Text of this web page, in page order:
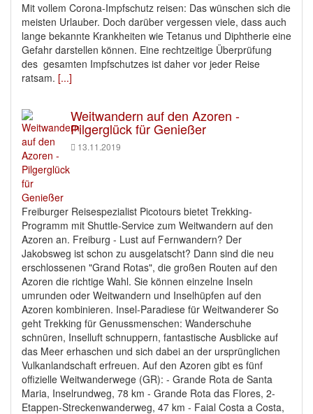
Mit vollem Corona-Impfschutz reisen: Das wünschen sich die
meisten Urlauber. Doch darüber vergessen viele, dass auch
lange bekannte Krankheiten wie Tetanus und Diphtherie eine
Gefahr darstellen können. Eine rechtzeitige Überprüfung
des gesamten Impfschutzes ist daher vor jeder Reise
ratsam. [...]
Weitwandern auf den Azoren -
Pilgerglück für Genießer
13.11.2019
Freiburger Reisespezialist Picotours bietet Trekking-
Programm mit Shuttle-Service zum Weitwandern auf den
Azoren an. Freiburg - Lust auf Fernwandern? Der
Jakobsweg ist schon zu ausgelatscht? Dann sind die neu
erschlossenen "Grand Rotas", die großen Routen auf den
Azoren die richtige Wahl. Sie können einzelne Inseln
umrunden oder Weitwandern und Inselhüpfen auf den
Azoren kombinieren. Insel-Paradiese für Weitwanderer So
geht Trekking für Genussmenschen: Wanderschuhe
schnüren, Inselluft schnuppern, fantastische Ausblicke auf
das Meer erhaschen und sich dabei an der ursprünglichen
Vulkanlandschaft erfreuen. Auf den Azoren gibt es fünf
offizielle Weitwanderwege (GR): - Grande Rota de Santa
Maria, Inselrundweg, 78 km - Grande Rota das Flores, 2-
Etappen-Streckenwanderweg, 47 km - Faial Costa a Costa,